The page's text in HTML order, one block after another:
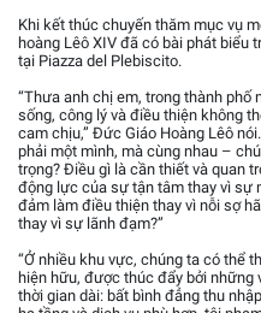
Khi kết thúc chuyến thăm mục vụ
hoàng Lêô XIV đã có bài phát biểu
tại Piazza del Plebiscito.
“Thưa anh chị em, trong thành phố
sống, công lý và điều thiện không
cam chịu,” Đức Giáo Hoàng Lêô
phải một mình, mà cùng nhau –
trọng? Điều gì là cần thiết và quan
động lực của sự tận tâm thay vì sự
đảm làm điều thiện thay vì nỗi sợ
thay vì sự lãnh đạm?”
“Ở nhiều khu vực, chúng ta có thể
hiện hữu, được thúc đẩy bởi
thời gian dài: bất bình đẳng thu